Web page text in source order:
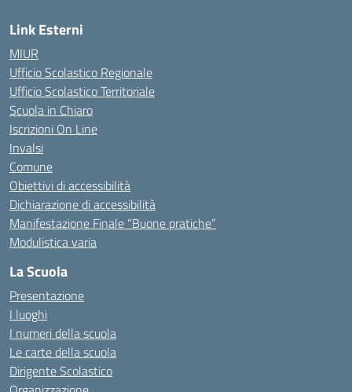
Link Esterni
MIUR
Ufficio Scolastico Regionale
Ufficio Scolastico Territoriale
Scuola in Chiaro
Iscrizioni On Line
Invalsi
Comune
Obiettivi di accessibilità
Dichiarazione di accessibilità
Manifestazione Finale “Buone pratiche”
Modulistica varia
La Scuola
Presentazione
I luoghi
I numeri della scuola
Le carte della scuola
Dirigente Scolastico